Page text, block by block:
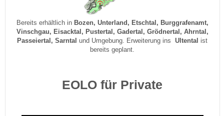
Bereits erhältlich in Bozen, Unterland, Etschtal, Burggrafenamt,
Vinschgau, Eisacktal, Pustertal, Gadertal, Grödnertal, Ahrntal,
Passeiertal, Sarntal und Umgebung. Erweiterung ins Ultental ist
bereits geplant.
EOLO für Private